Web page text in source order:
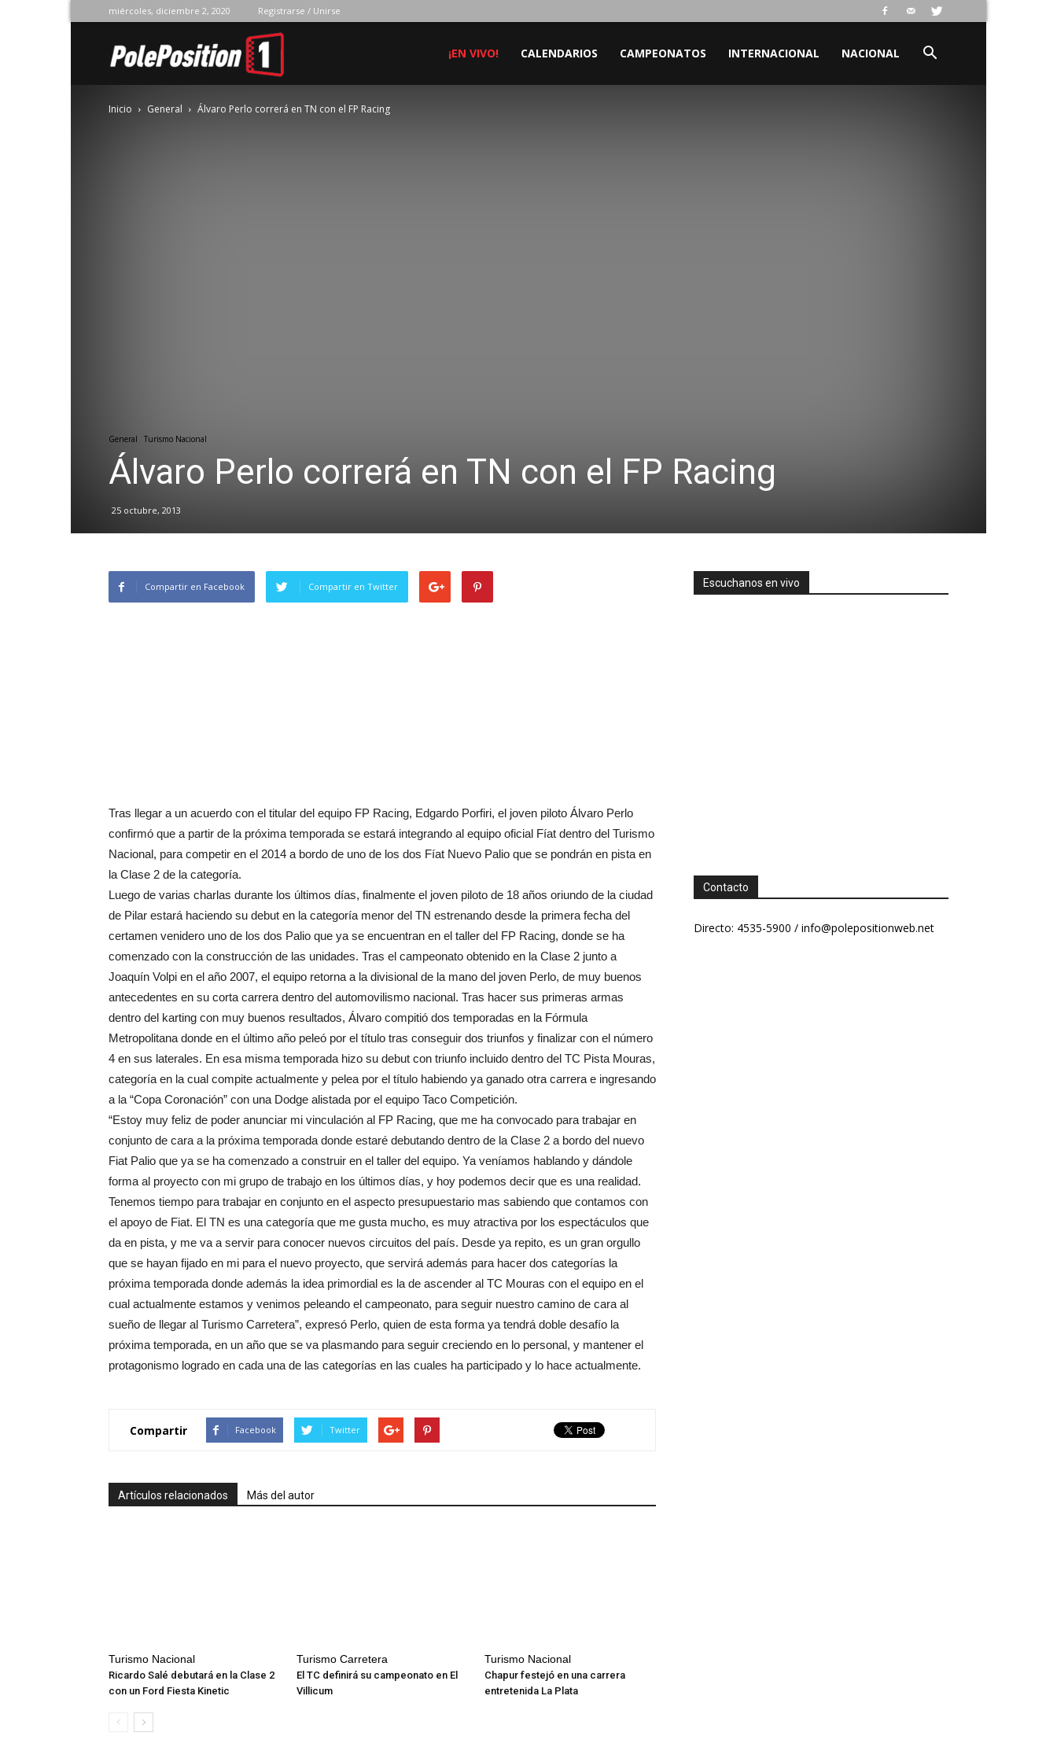
miércoles, diciembre 2, 2020 Registrarse / Unirse
Position
¡EN VIVO! CALENDARIOS CAMPEONATOS INTERNACIONAL NACIONAL
Inicio General Álvaro Perlo correrá en TN con el FP Racing
General Turismo Nacional
Álvaro Perlo correrá en TN con el FP Racing
25 octubre, 2013
Compartir en Facebook Compartir en Twitter
Tras llegar a un acuerdo con el titular del equipo FP Racing, Edgardo Porfiri, el joven piloto Álvaro Perlo
confirmó que a partir de la próxima temporada se estará integrando al equipo oficial Fíat dentro del Turismo
Nacional, para competir en el 2014 a bordo de uno de los dos Fíat Nuevo Palio que se pondrán en pista en
la Clase 2 de la categoría.
Luego de varias charlas durante los últimos días, finalmente el joven piloto de 18 años oriundo de la ciudad
de Pilar estará haciendo su debut en la categoría menor del TN estrenando desde la primera fecha del
certamen venidero uno de los dos Palio que ya se encuentran en el taller del FP Racing, donde se ha
comenzado con la construcción de las unidades. Tras el campeonato obtenido en la Clase 2 junto a
Joaquín Volpi en el año 2007, el equipo retorna a la divisional de la mano del joven Perlo, de muy buenos
antecedentes en su corta carrera dentro del automovilismo nacional. Tras hacer sus primeras armas
dentro del karting con muy buenos resultados, Álvaro compitió dos temporadas en la Fórmula
Metropolitana donde en el último año peleó por el título tras conseguir dos triunfos y finalizar con el número
4 en sus laterales. En esa misma temporada hizo su debut con triunfo incluido dentro del TC Pista Mouras,
categoría en la cual compite actualmente y pelea por el título habiendo ya ganado otra carrera e ingresando
a la “Copa Coronación” con una Dodge alistada por el equipo Taco Competición.
“Estoy muy feliz de poder anunciar mi vinculación al FP Racing, que me ha convocado para trabajar en
conjunto de cara a la próxima temporada donde estaré debutando dentro de la Clase 2 a bordo del nuevo
Fiat Palio que ya se ha comenzado a construir en el taller del equipo. Ya veníamos hablando y dándole
forma al proyecto con mi grupo de trabajo en los últimos días, y hoy podemos decir que es una realidad.
Tenemos tiempo para trabajar en conjunto en el aspecto presupuestario mas sabiendo que contamos con
el apoyo de Fiat. El TN es una categoría que me gusta mucho, es muy atractiva por los espectáculos que
da en pista, y me va a servir para conocer nuevos circuitos del país. Desde ya repito, es un gran orgullo
que se hayan fijado en mi para el nuevo proyecto, que servirá además para hacer dos categorías la
próxima temporada donde además la idea primordial es la de ascender al TC Mouras con el equipo en el
cual actualmente estamos y venimos peleando el campeonato, para seguir nuestro camino de cara al
sueño de llegar al Turismo Carretera”, expresó Perlo, quien de esta forma ya tendrá doble desafío la
próxima temporada, en un año que se va plasmando para seguir creciendo en lo personal, y mantener el
protagonismo logrado en cada una de las categorías en las cuales ha participado y lo hace actualmente.
Compartir Facebook Twitter
Artículos relacionados Más del autor
Turismo Nacional
Ricardo Salé debutará en la Clase 2
con un Ford Fiesta Kinetic
Turismo Carretera
El TC definirá su campeonato en El
Villicum
Turismo Nacional
Chapur festejó en una carrera
entretenida La Plata
Escuchanos en vivo
Contacto
Directo: 4535-5900 / info@polepositionweb.net